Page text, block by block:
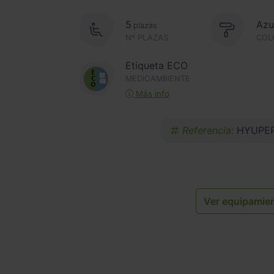
Nº PLAZAS
5 plazas
Etiqueta ECO
MEDIOAMBIENTE
Más info
Referencia:
Ver